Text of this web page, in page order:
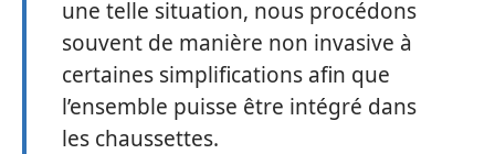
une telle situation, nous procédons
souvent de manière non invasive à
certaines simplifications afin que
l’ensemble puisse être intégré dans
les chaussettes.